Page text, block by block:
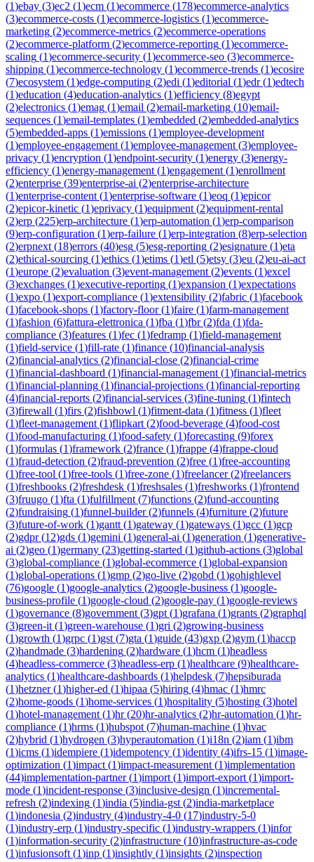
(1)ebay (3)ec2 (1)ecm (1)ecommerce (178)ecommerce-analytics
(3)ecommerce-costs (1)ecommerce-logistics (1)ecommerce-
marketing (2)ecommerce-metrics (2)ecommerce-operations
(2)ecommerce-platform (2)ecommerce-reporting (1)ecommerce-
scaling (1)ecommerce-security (1)ecommerce-seo (3)ecommerce-
shipping (1)ecommerce-technology (1)ecommerce-trends (1)ecosire
(7)ecosystem (1)edge-computing (2)edi (1)editorial (1)edr(1)edtech
(1)education (4)education-analytics (1)efficiency (8)egypt
(2)electronics (1)emag (1)email (2)email-marketing (10)email-
sequences (1)email-templates (1)embedded (2)embedded-analytics
(5)embedded-apps (1)emissions (1)employee-development
(1)employee-engagement (1)employee-management (3)employee-
privacy (1)encryption (1)endpoint-security (1)energy (3)energy-
efficiency (1)energy-management (1)engagement (1)enrollment
(2)enterprise (39)enterprise-ai (2)enterprise-architecture
(1)enterprise-content (1)enterprise-software (1)eoq (1)epicor
(2)epicor-kinetic (1)eprivacy (1)equipment (2)equipment-rental
(2)erp (225)erp-architecture (1)erp-automation (1)erp-comparison
(9)erp-configuration (1)erp-failure (1)erp-integration (8)erp-selection
(2)erpnext (18)errors (40)esg (5)esg-reporting (2)esignature (1)eta
(2)ethical-sourcing (1)ethics (1)etims (1)etl (5)etsy (3)eu (2)eu-ai-act
(1)europe (2)evaluation (3)event-management (2)events (1)excel
(3)exchanges (1)executive-reporting (1)expansion (1)expectations
(1)expo (1)export-compliance (1)extensibility (2)fabric (1)facebook
(1)facebook-shops (1)factory-floor(1)faire (1)farm-management
(1)fashion (6)fattura-elettronica (1)fba (1)fbr(2)fda (1)fda-
compliance (3)features (1)fec (1)fedramp (1)field-management
(1)field-service (1)fill-rate (1)finance (10)financial-analysis
(2)financial-analytics (2)financial-close (2)financial-crime
(1)financial-dashboard (1)financial-management (1)financial-metrics
(1)financial-planning (1)financial-projections (1)financial-reporting
(4)financial-reports (2)financial-services (3)fine-tuning (1)fintech
(3)firewall (1)firs (2)fishbowl (1)fitment-data (1)fitness (1)fleet
(1)fleet-management (1)flipkart (2)food-beverage (4)food-cost
(1)food-manufacturing (1)food-safety (1)forecasting (9)forex
(1)formulas (1)framework (2)france (1)frappe (4)frappe-cloud
(1)fraud-detection (2)fraud-prevention (2)free (1)free-accounting
(1)free-tool (1)free-tools (1)free-zone (1)freelancer(2)freelancers
(1)freshbooks (2)freshdesk (1)freshsales (1)freshworks (1)frontend
(3)fruugo (1)fta (1)fulfillment (7)functions (2)fund-accounting
(2)fundraising (1)funnel-builder(2)funnels (4)furniture (2)future
(3)future-of-work (1)gantt (1)gateway (1)gateways (1)gcc (1)gcp
(2)gdpr(12)gds (1)gemini (1)general-ai (1)generation (1)generative-
ai (2)geo (1)germany (23)getting-started (1)github-actions (3)global
(3)global-compliance (1)global-ecommerce (1)global-expansion
(1)global-operations (1)gmp (2)go-live (2)gobd (1)gohighlevel
(76)google (1)google-analytics (2)google-business (1)google-
business-profile (1)google-cloud (2)google-pay (1)google-reviews
(1)governance (8)government (3)gpt (1)grafana (1)grants (2)graphql
(3)green-it (1)green-warehouse (1)gri (2)growing-business
(1)growth (1)grpc (1)gst (7)gta (1)guide (43)gxp (2)gym (1)haccp
(2)handmade (3)hardening (2)hardware (1)hcm (1)headless
(4)headless-commerce (3)headless-erp (1)healthcare (9)healthcare-
analytics (1)healthcare-dashboards (1)helpdesk (7)hepsiburada
(1)hetzner(1)higher-ed (1)hipaa (5)hiring (4)hmac (1)hmrc
(2)home-goods (1)home-services (1)hospitality (5)hosting (3)hotel
(1)hotel-management (1)hr(20)hr-analytics (2)hr-automation (1)hr-
compliance (1)hrms (1)hubspot (7)human-machine (1)hvac
(2)hybrid (1)hydrogen (3)hyperautomation (1)i18n (2)iam (1)ibm
(1)icms (1)idempiere (1)idempotency (1)identity (4)ifrs-15 (1)image-
optimization (1)impact (1)impact-measurement (1)implementation
(44)implementation-partner(1)import (1)import-export (1)import-
mode (1)incident-response (3)inclusive-design (1)incremental-
refresh (2)indexing (1)india (5)india-gst (2)india-marketplace
(1)indonesia (2)industry (4)industry-4-0 (17)industry-5-0
(1)industry-erp (1)industry-specific (1)industry-wrappers (1)infor
(1)information-security (2)infrastructure (10)infrastructure-as-code
(1)infusionsoft (1)inp (1)insightly (1)insights (2)inspection